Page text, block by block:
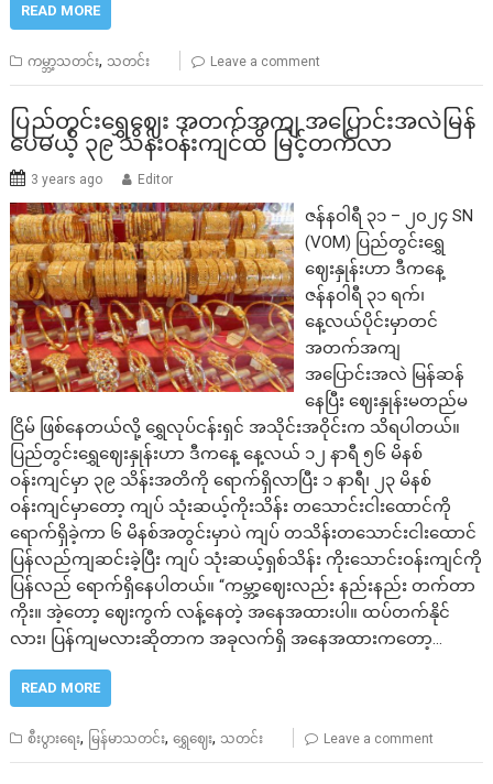
READ MORE
ကမ္ဘာ့သတင်း, သတင်း Leave a comment
ပြည်တွင်းရွှေဈေး အတက်အကျ အပြောင်းအလဲမြန်
ပေမယ့် ၃၉ သိန်းဝန်းကျင်ထိ မြင့်တက်လာ
3 years ago Editor
ဇန်နဝါရီ ၃၁ – ၂၀၂၄ SN
(VOM) ပြည်တွင်းရွှေ
ဈေးနှုန်းဟာ ဒီကနေ့
ဇန်နဝါရီ ၃၁ ရက်၊
နေ့လယ်ပိုင်းမှာတင်
အတက်အကျ
အပြောင်းအလဲ မြန်ဆန်
နေပြီး ဈေးနှုန်းမတည်မ
ငြိမ် ဖြစ်နေတယ်လို့ ရွှေလုပ်ငန်းရှင် အသိုင်းအဝိုင်းက သိရပါတယ်။
ပြည်တွင်းရွှေဈေးနှုန်းဟာ ဒီကနေ့ နေ့လယ် ၁၂ နာရီ ၅၆ မိနစ်
ဝန်းကျင်မှာ ၃၉ သိန်းအတိကို ရောက်ရှိလာပြီး ၁ နာရီ၊ ၂၃ မိနစ်
ဝန်းကျင်မှာတော့ ကျပ် သုံးဆယ့်ကိုးသိန်း‌ တသောင်းငါးထောင်ကို
ရောက်ရှိခဲ့ကာ ‌၆ မိနစ်အတွင်းမှာပဲ ကျပ် တသိန်းတသောင်းငါးထောင်
ပြန်လည်ကျဆင်းခဲ့ပြီး ကျပ် သုံးဆယ့်ရှစ်သိန်း ကိုးသောင်းဝန်းကျင်ကို
ပြန်လည် ရောက်ရှိနေပါတယ်။ “ကမ္ဘာ့ဈေးလည်း နည်းနည်း တက်တာ
ကိုး။ အဲ့တော့ ဈေးကွက် လန့်နေတဲ့ အနေအထားပါ။ ထပ်တက်နိုင်
လား၊ ပြန်ကျမလားဆိုတာက အခုလက်ရှိ အနေအထားကတော့…
READ MORE
စီးပွားရေး, မြန်မာသတင်း,ရွှေဈေး, သတင်း Leave a comment